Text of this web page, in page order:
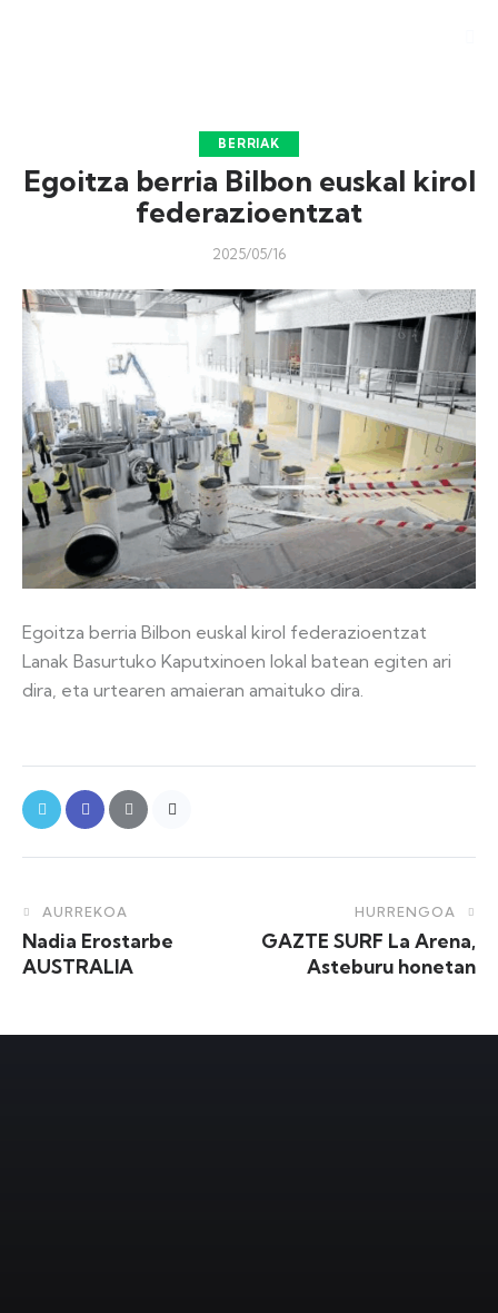
BERRIAK
Egoitza berria Bilbon euskal kirol
federazioentzat
2025/05/16
Egoitza berria Bilbon euskal kirol federazioentzat
Lanak Basurtuko Kaputxinoen lokal batean egiten ari
dira, eta urtearen amaieran amaituko dira.
AURREKOA
Nadia Erostarbe
AUSTRALIA
HURRENGOA
GAZTE SURF La Arena,
Asteburu honetan